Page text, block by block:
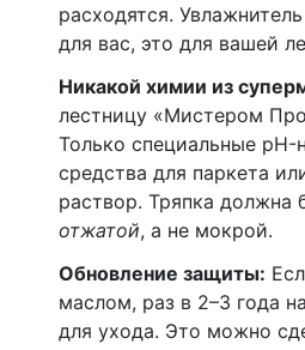
расходятся.
для вас, это для вашей
Никакой химии из
лестницу «Мистером
Только специальные pH-
средства для паркета
раствор. Тряпка должна
отжатой, а не мокрой.
Обновление защиты:
маслом, раз в 2–3 года
для ухода. Это можно